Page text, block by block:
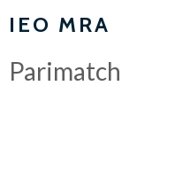
IEO MRA
Parimatch